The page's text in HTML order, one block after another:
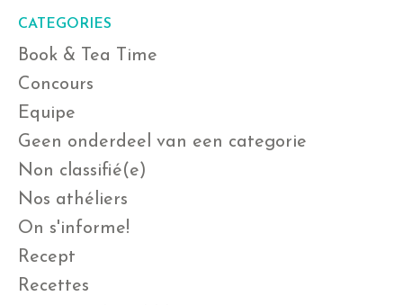
CATEGORIES
Book & Tea Time
Concours
Equipe
Geen onderdeel van een categorie
Non classifié(e)
Nos athéliers
On s'informe!
Recept
Recettes